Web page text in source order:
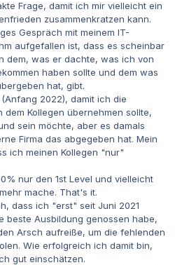
Frage, damit ich mir vielleicht ein
zusammenkratzen kann.
Gespräch mit meinem IT-
aufgefallen ist, dass es scheinbar
dem, was er dachte, was ich von
haben sollte und dem was
hat, gibt.
2022), damit ich die
dem Kollegen übernehmen sollte,
sein möchte, aber es damals
Firma das abgegeben hat. Mein
ich meinen Kollegen "nur"
nur den 1st Level und vielleicht
mache. That's it.
dass ich "erst" seit Juni 2021
beste Ausbildung genossen habe,
Arsch aufreiße, um die fehlenden
Wie erfolgreich ich damit bin,
gut einschätzen.